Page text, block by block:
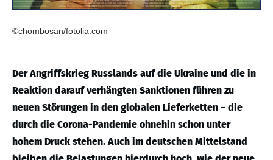
©chombosan/fotolia.com
Der Angriffskrieg Russlands auf die Ukraine und die in
Reaktion darauf verhängten Sanktionen führen zu
neuen Störungen in den globalen Lieferketten – die
durch die Corona-Pandemie ohnehin schon unter
hohem Druck stehen. Auch im deutschen Mittelstand